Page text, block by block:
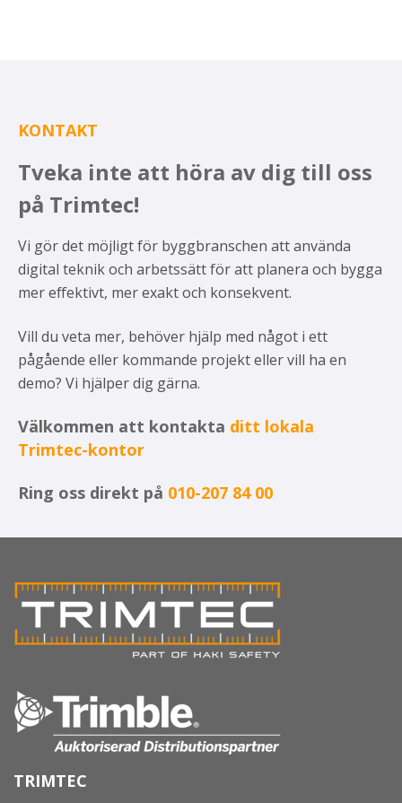
KONTAKT
Tveka inte att höra av dig till oss
på Trimtec!
Vi gör det möjligt för byggbranschen att använda
digital teknik och arbetssätt för att planera och bygga
mer effektivt, mer exakt och konsekvent.
Vill du veta mer, behöver hjälp med något i ett
pågående eller kommande projekt eller vill ha en
demo? Vi hjälper dig gärna.
Välkommen att kontakta ditt lokala
Trimtec-kontor
Ring oss direkt på 010-207 84 00
TRIMTEC